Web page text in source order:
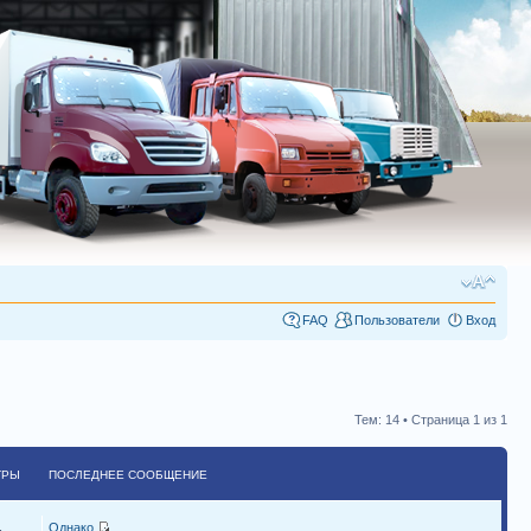
FAQ Пользователи Вход
Тем: 14 • Страница 1 из 1
ПОСЛЕДНЕЕ СООБЩЕНИЕ
Однако